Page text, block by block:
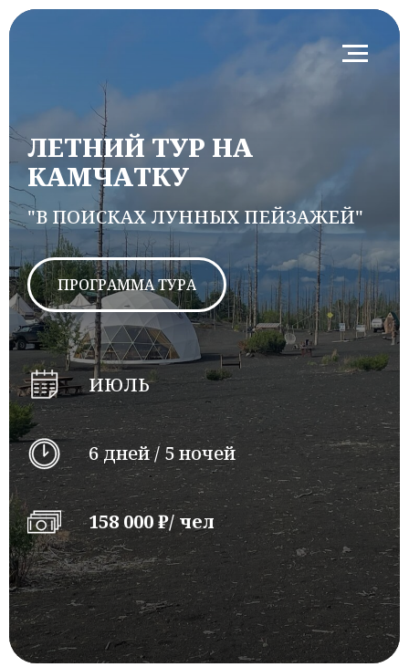
ЛЕТНИЙ ТУР НА
КАМЧАТКУ
"В ПОИСКАХ ЛУННЫХ ПЕЙЗАЖЕЙ"
ПРОГРАММА ТУРА
ИЮЛЬ
6 дней / 5 ночей
158 000 ₽/ чел